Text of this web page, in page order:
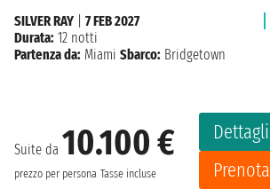
Suite da 10.100 €
prezzo per persona Tasse incluse
Dettagli
Prenota
SILVER RAY
7 FEB 2027
Durata: 12 notti
Partenza da: Miami Sbarco: Bridgetown